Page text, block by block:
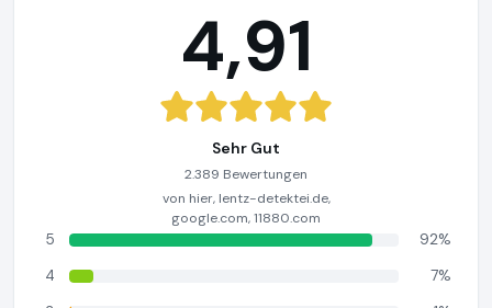
4,91
Sehr Gut
2.389 Bewertungen
von hier, lentz-detektei.de,
google.com, 11880.com
5
92%
4
7%